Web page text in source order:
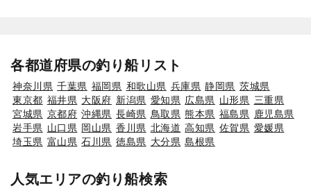
各都道府県の釣り船リスト
神奈川県 千葉県 福岡県 和歌山県 兵庫県 静岡県 茨城県
東京都 福井県 大阪府 新潟県 愛知県 広島県 山形県 三重県
宮城県 京都府 沖縄県 長崎県 鳥取県 熊本県 福島県
鹿児島県
岩手県 山口県 岡山県 香川県 北海道 高知県 佐賀県 愛媛県
埼玉県 富山県 石川県 徳島県 大分県 島根県
人気エリアの釣り船検索